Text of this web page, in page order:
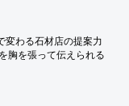
変わる石材店の提案力
胸を張って伝えられる